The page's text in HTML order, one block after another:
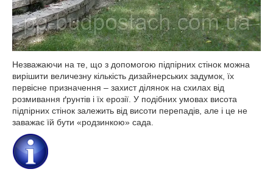
Незважаючи на те, що з допомогою підпірних стінок можна
вирішити величезну кількість дизайнерських задумок, їх
первісне призначення – захист ділянок на схилах від
розмивання ґрунтів і їх ерозії. У подібних умовах висота
підпірних стінок залежить від висоти перепадів, але і це не
заважає їй бути «родзинкою» сада.